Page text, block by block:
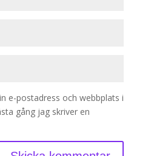
e-postadress och webbplats i
gång jag skriver en